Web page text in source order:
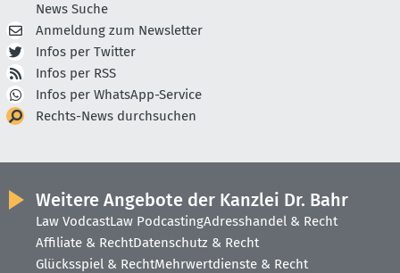
News Suche
Anmeldung zum Newsletter
Infos per Twitter
Infos per RSS
Infos per WhatsApp-Service
Rechts-News durchsuchen
Weitere Angebote der Kanzlei Dr. Bahr
Law VodcastLaw PodcastingAdresshandel & Recht
Affiliate & RechtDatenschutz & Recht
Glücksspiel & RechtMehrwertdienste & Recht